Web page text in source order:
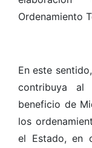
Ordenamiento
En este
contribuya al
beneficio de
los
el Estado, en